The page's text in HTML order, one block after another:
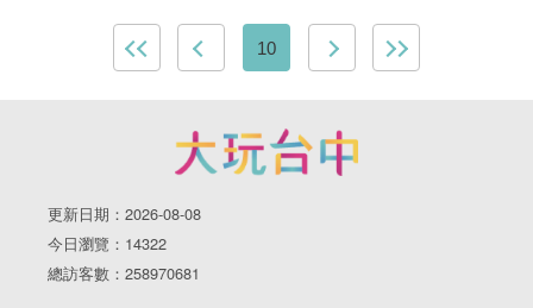
10
更新日期：2026-08-08
今日瀏覽：14322
總訪客數：258970681